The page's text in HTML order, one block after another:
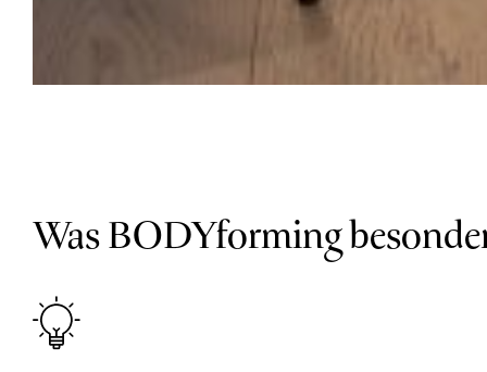
Was BODYforming